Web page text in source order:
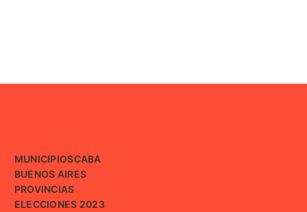
MUNICIPIOSCABA
BUENOS AIRES
PROVINCIAS
ELECCIONES 2023